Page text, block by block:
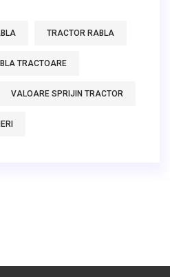
TRACTOR RABLA
TRACTOARE
VALOARE SPRIJIN TRACTOR